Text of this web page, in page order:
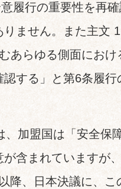
履行の重要性を再
りません。また主文
あらゆる側面におけ
する」と第6条履
、加盟国は「安全保
含まれていますが
降、日本決議に、